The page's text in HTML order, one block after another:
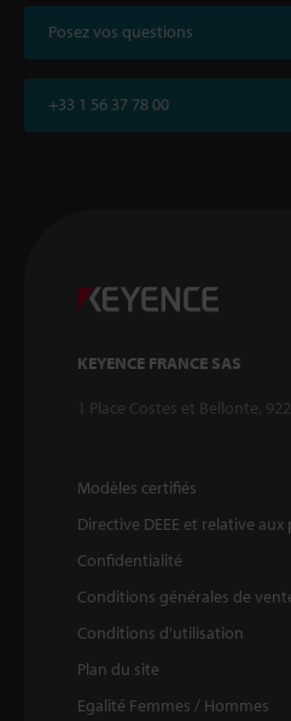
Posez vos questions
+33 1 56 37 78 00
KEYENCE FRANCE SAS
1 Place Costes et Bellonte,
Modèles certifiés
Directive DEEE et relative aux
Confidentialité
Conditions générales de
Conditions d'utilisation
Plan du site
Egalité Femmes / Hommes